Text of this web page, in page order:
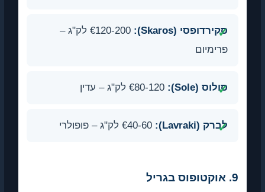
סקירדופסי (Skaros):
€120-200 לק"ג –
פרימיום
סולוס (Sole): €80-120 לק"ג – עדין
לברק (Lavraki): €40-60 לק"ג – פופולרי
9. אוקטופוס בגריל